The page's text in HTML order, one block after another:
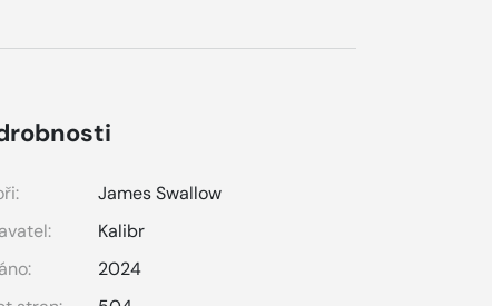
James Swallow
Kalibr
2024